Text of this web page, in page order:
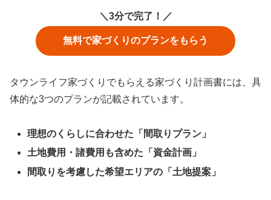
＼3分で完了！／
無料で家づくりのプランをもらう
タウンライフ家づくりでもらえる家づくり計画書には、具
体的な3つのプランが記載されています。
理想のくらしに合わせた「間取りプラン」
土地費用・諸費用も含めた「資金計画」
間取りを考慮した希望エリアの「土地提案」